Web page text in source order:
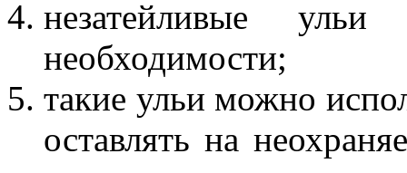
незатейливые
необходимости;
такие ульи можно
оставлять на